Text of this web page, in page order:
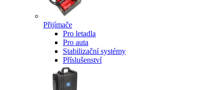
Přijímače
Pro letadla
Pro auta
Stabilizační systémy
Příslušenství